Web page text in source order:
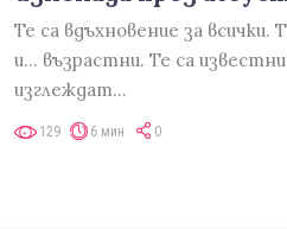
Те са вдъхновение за всички.
и... възрастни. Те са
изглеждат…
129 6 мин 0